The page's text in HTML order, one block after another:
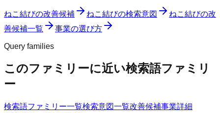
ねこ結びの改善候補 ねこ結びの検索意図
ねこ結びの改
善候補一覧
事業の選び方
Query families
このファミリーに近い検索語ファミリ
ー
検索語ファミリー一覧検索意図一覧改善候補事業詳細